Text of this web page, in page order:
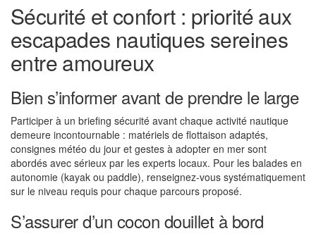
Sécurité et confort : priorité aux
escapades nautiques sereines
entre amoureux
Bien s’informer avant de prendre le large
Participer à un briefing sécurité avant chaque activité nautique
demeure incontournable : matériels de flottaison adaptés,
consignes météo du jour et gestes à adopter en mer sont
abordés avec sérieux par les experts locaux. Pour les balades en
autonomie (kayak ou paddle), renseignez-vous systématiquement
sur le niveau requis pour chaque parcours proposé.
S’assurer d’un cocon douillet à bord